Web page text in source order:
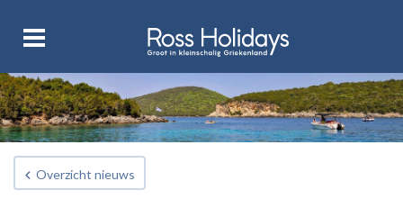
Overzicht nieuws